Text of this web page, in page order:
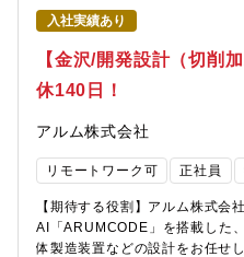
きる働き方をご用意。3つの総合
選択できます。総合職区分は毎
時々のライフスタイルに合った
入社実績あり
【金沢/開発設計（切削
休140日！
アルム株式会社
リモートワーク可 正社員
【期待する役割】アルム株式会
AI「ARUMCODE」を搭載した
体製造装置などの設計をお任せ